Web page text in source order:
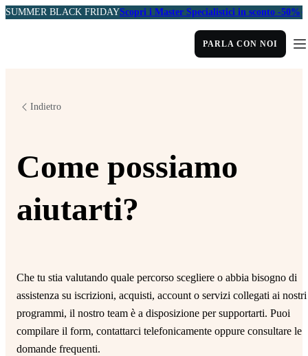
SUMMER BLACK FRIDAYScopri i Master Specialistici in sconto -50%
PARLA CON NOI
Indietro
Come possiamo
aiutarti?
Che tu stia valutando quale percorso scegliere o abbia bisogno di
assistenza su iscrizioni, acquisti, account o servizi collegati ai nostri
programmi, il nostro team è a disposizione per supportarti. Puoi
compilare il form, contattarci telefonicamente oppure consultare le
domande frequenti.